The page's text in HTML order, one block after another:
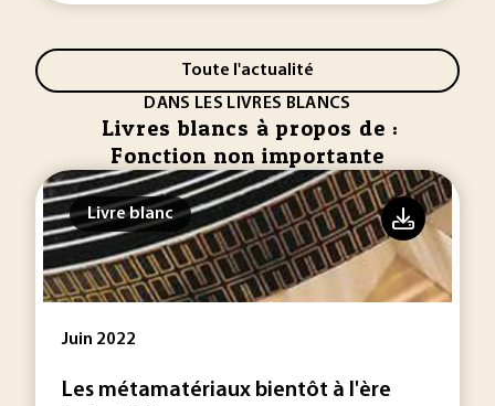
Toute l'actualité
DANS LES LIVRES BLANCS
Livres blancs à propos de :
Fonction non importante
Livre blanc
Juin 2022
Les métamatériaux bientôt à l'ère